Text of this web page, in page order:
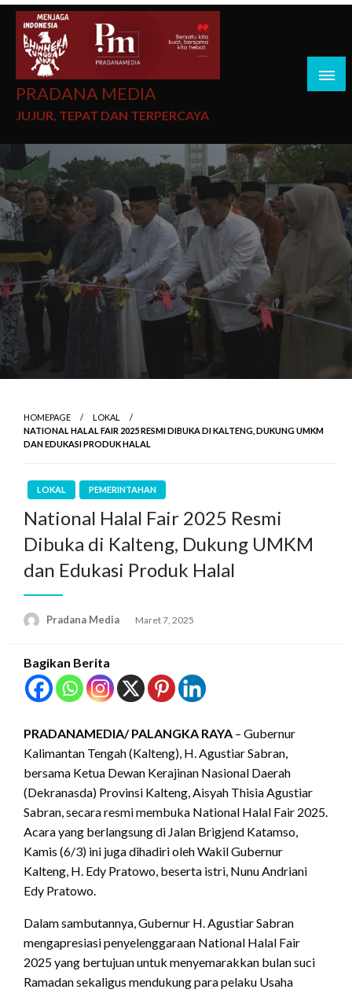
PRADANA MEDIA
JUJUR, TEPAT DAN TERPERCAYA
HOMEPAGE
LOKAL
NATIONAL HALAL FAIR 2025 RESMI DIBUKA DI KALTENG, DUKUNG UMKM
DAN EDUKASI PRODUK HALAL
LOKAL PEMERINTAHAN
National Halal Fair 2025 Resmi
Dibuka di Kalteng, Dukung UMKM
dan Edukasi Produk Halal
Pradana Media Maret 7, 2025
Bagikan Berita
PRADANAMEDIA/ PALANGKA RAYA – Gubernur
Kalimantan Tengah (Kalteng), H. Agustiar Sabran,
bersama Ketua Dewan Kerajinan Nasional Daerah
(Dekranasda) Provinsi Kalteng, Aisyah Thisia Agustiar
Sabran, secara resmi membuka National Halal Fair 2025.
Acara yang berlangsung di Jalan Brigjend Katamso,
Kamis (6/3) ini juga dihadiri oleh Wakil Gubernur
Kalteng, H. Edy Pratowo, beserta istri, Nunu Andriani
Edy Pratowo.
Dalam sambutannya, Gubernur H. Agustiar Sabran
mengapresiasi penyelenggaraan National Halal Fair
2025 yang bertujuan untuk menyemarakkan bulan suci
Ramadan sekaligus mendukung para pelaku Usaha